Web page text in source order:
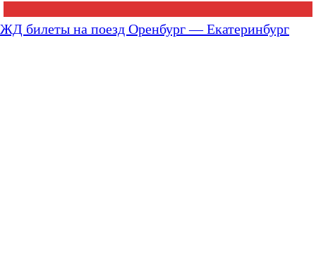
ЖД билеты на поезд Оренбург — Екатеринбург